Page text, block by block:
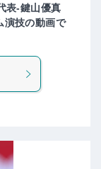
表-鍵山優真
演技の動画で